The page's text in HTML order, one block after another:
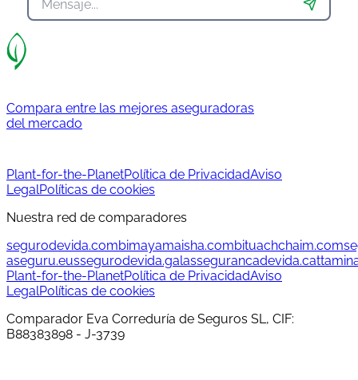
Compara entre las mejores aseguradoras
del mercado
Plant-for-the-PlanetPolítica de PrivacidadAviso
LegalPolíticas de cookies
Nuestra red de comparadores
segurodevida.combimayamaisha.combituachchaim.com
aseguru.eussegurodevida.galassegurancadevida.cat
Plant-for-the-PlanetPolítica de PrivacidadAviso
LegalPolíticas de cookies
Comparador Eva Correduría de Seguros SL, CIF:
B88383898 - J-3739